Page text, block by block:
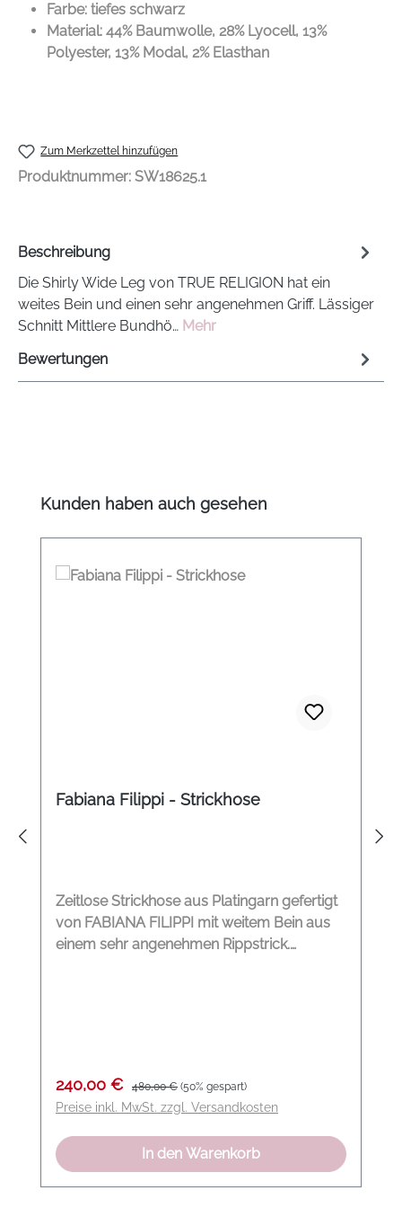
Farbe: tiefes schwarz
Material: 44% Baumwolle, 28% Lyocell, 13%
Polyester, 13% Modal, 2% Elasthan
Zum Merkzettel hinzufügen
Produktnummer: SW18625.1
Beschreibung
Die Shirly Wide Leg von TRUE RELIGION hat ein
weites Bein und einen sehr angenehmen Griff. Lässiger
Schnitt Mittlere Bundhö… Mehr
Bewertungen
Produktgalerie überspringen
Kunden haben auch gesehen
Fabiana Filippi - Strickhose
Zeitlose Strickhose aus Platingarn gefertigt
von FABIANA FILIPPI mit weitem Bein aus
einem sehr angenehmen Rippstrick.
Verkaufspreis:
240,00 € Regulärer Preis:
480,00 € (50% gespart)
Preise inkl. MwSt. zzgl. Versandkosten
In den Warenkorb